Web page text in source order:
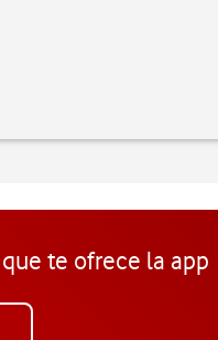
te ofrece la app